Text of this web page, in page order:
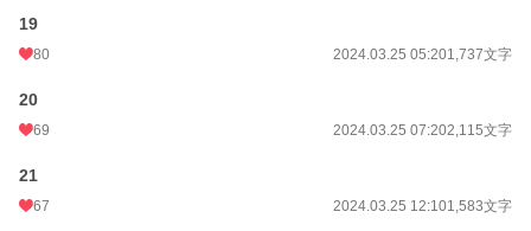
19
80 2024.03.25 05:201,737文字
20
69 2024.03.25 07:202,115文字
21
67 2024.03.25 12:101,583文字